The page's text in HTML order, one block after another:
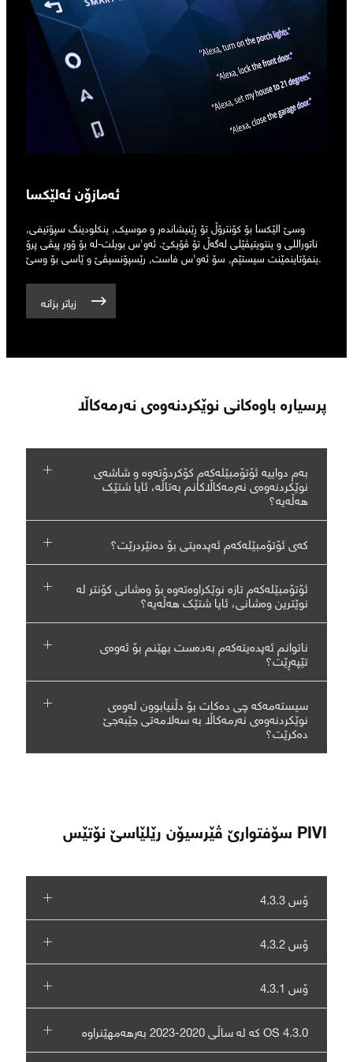
ئەمازۆن ئەلێکسا
وسێ الێکسا بۆ کۆنترۆڵ تۆ ڕێنیشاندەر و موسیک, ینکلودینگ سپۆتیفی,
ناتوراللی و ینتویتیڤێلی لەگەڵ تۆ ڤۆیکێ. ئەو'س بویلت-لە بۆ ۆور پیڤی پرۆ
ینفۆتاینمێنت سیستێم, سۆ ئەو'س فاست, رێسپۆنسیڤێ و ێاسی بۆ وسێ.
زیاتر بزانە
پرسیارە باوەکانی نوێکردنەوەی نەرمەکاڵا
بەم دواییە ئۆتۆمبێلەکەم کۆکردۆتەوە و شاشەی
نوێکردنەوەی نەرمەکاڵاکانم بەتاڵە، ئایا شتێک
هەڵەیە؟
کەی ئۆتۆمبێلەکەم ئەپدەیتی بۆ دەنێردرێت؟
ئۆتۆمبێلەکەم تازە نوێکراوەتەوە بۆ وەشانی کۆنتر لە
نوێترین وەشانی، ئایا شتێک هەڵەیە؟
ناتوانم ئەپدەیتەکەم بەدەست بهێنم بۆ ئەوەی
تێپەڕێت؟
سیستەمەکە چی دەکات بۆ دڵنیابوون لەوەی
نوێکردنەوەی نەرمەکاڵا بە سەلامەتی جێبەجێ
دەکرێت؟
PIVI سۆفتوارێ ڤێرسیۆن رێلێاسێ نۆتێس
ۆس 4.3.3
ۆس 4.3.2
ۆس 4.3.1
OS 4.3.0 کە لە ساڵی 2020-2023 بەرهەمهێنراوە